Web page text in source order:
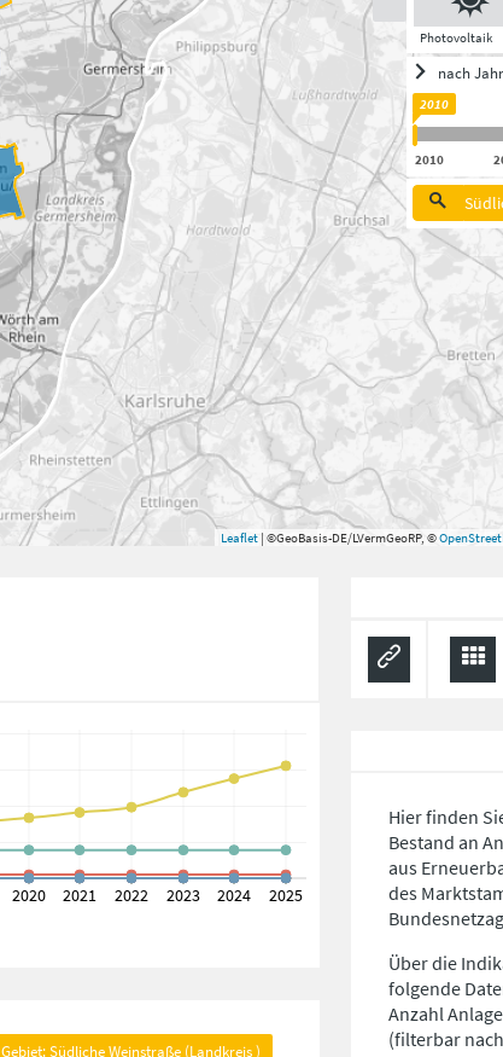
Photovoltaik
nach Jahr
2010
2010
Leaflet| ©GeoBasis-DE/LVermGeoRP, ©
Gebiet: Südliche Weinstraße (Landkreis )
Hier finden
Bestand an
aus
des
Über die
folgende
Anzahl
(filterbar